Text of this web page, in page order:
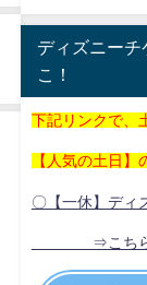
ディズニーチ
こ！
下記リンクで、
【人気の土日】
〇【一休】ディ
⇒こち